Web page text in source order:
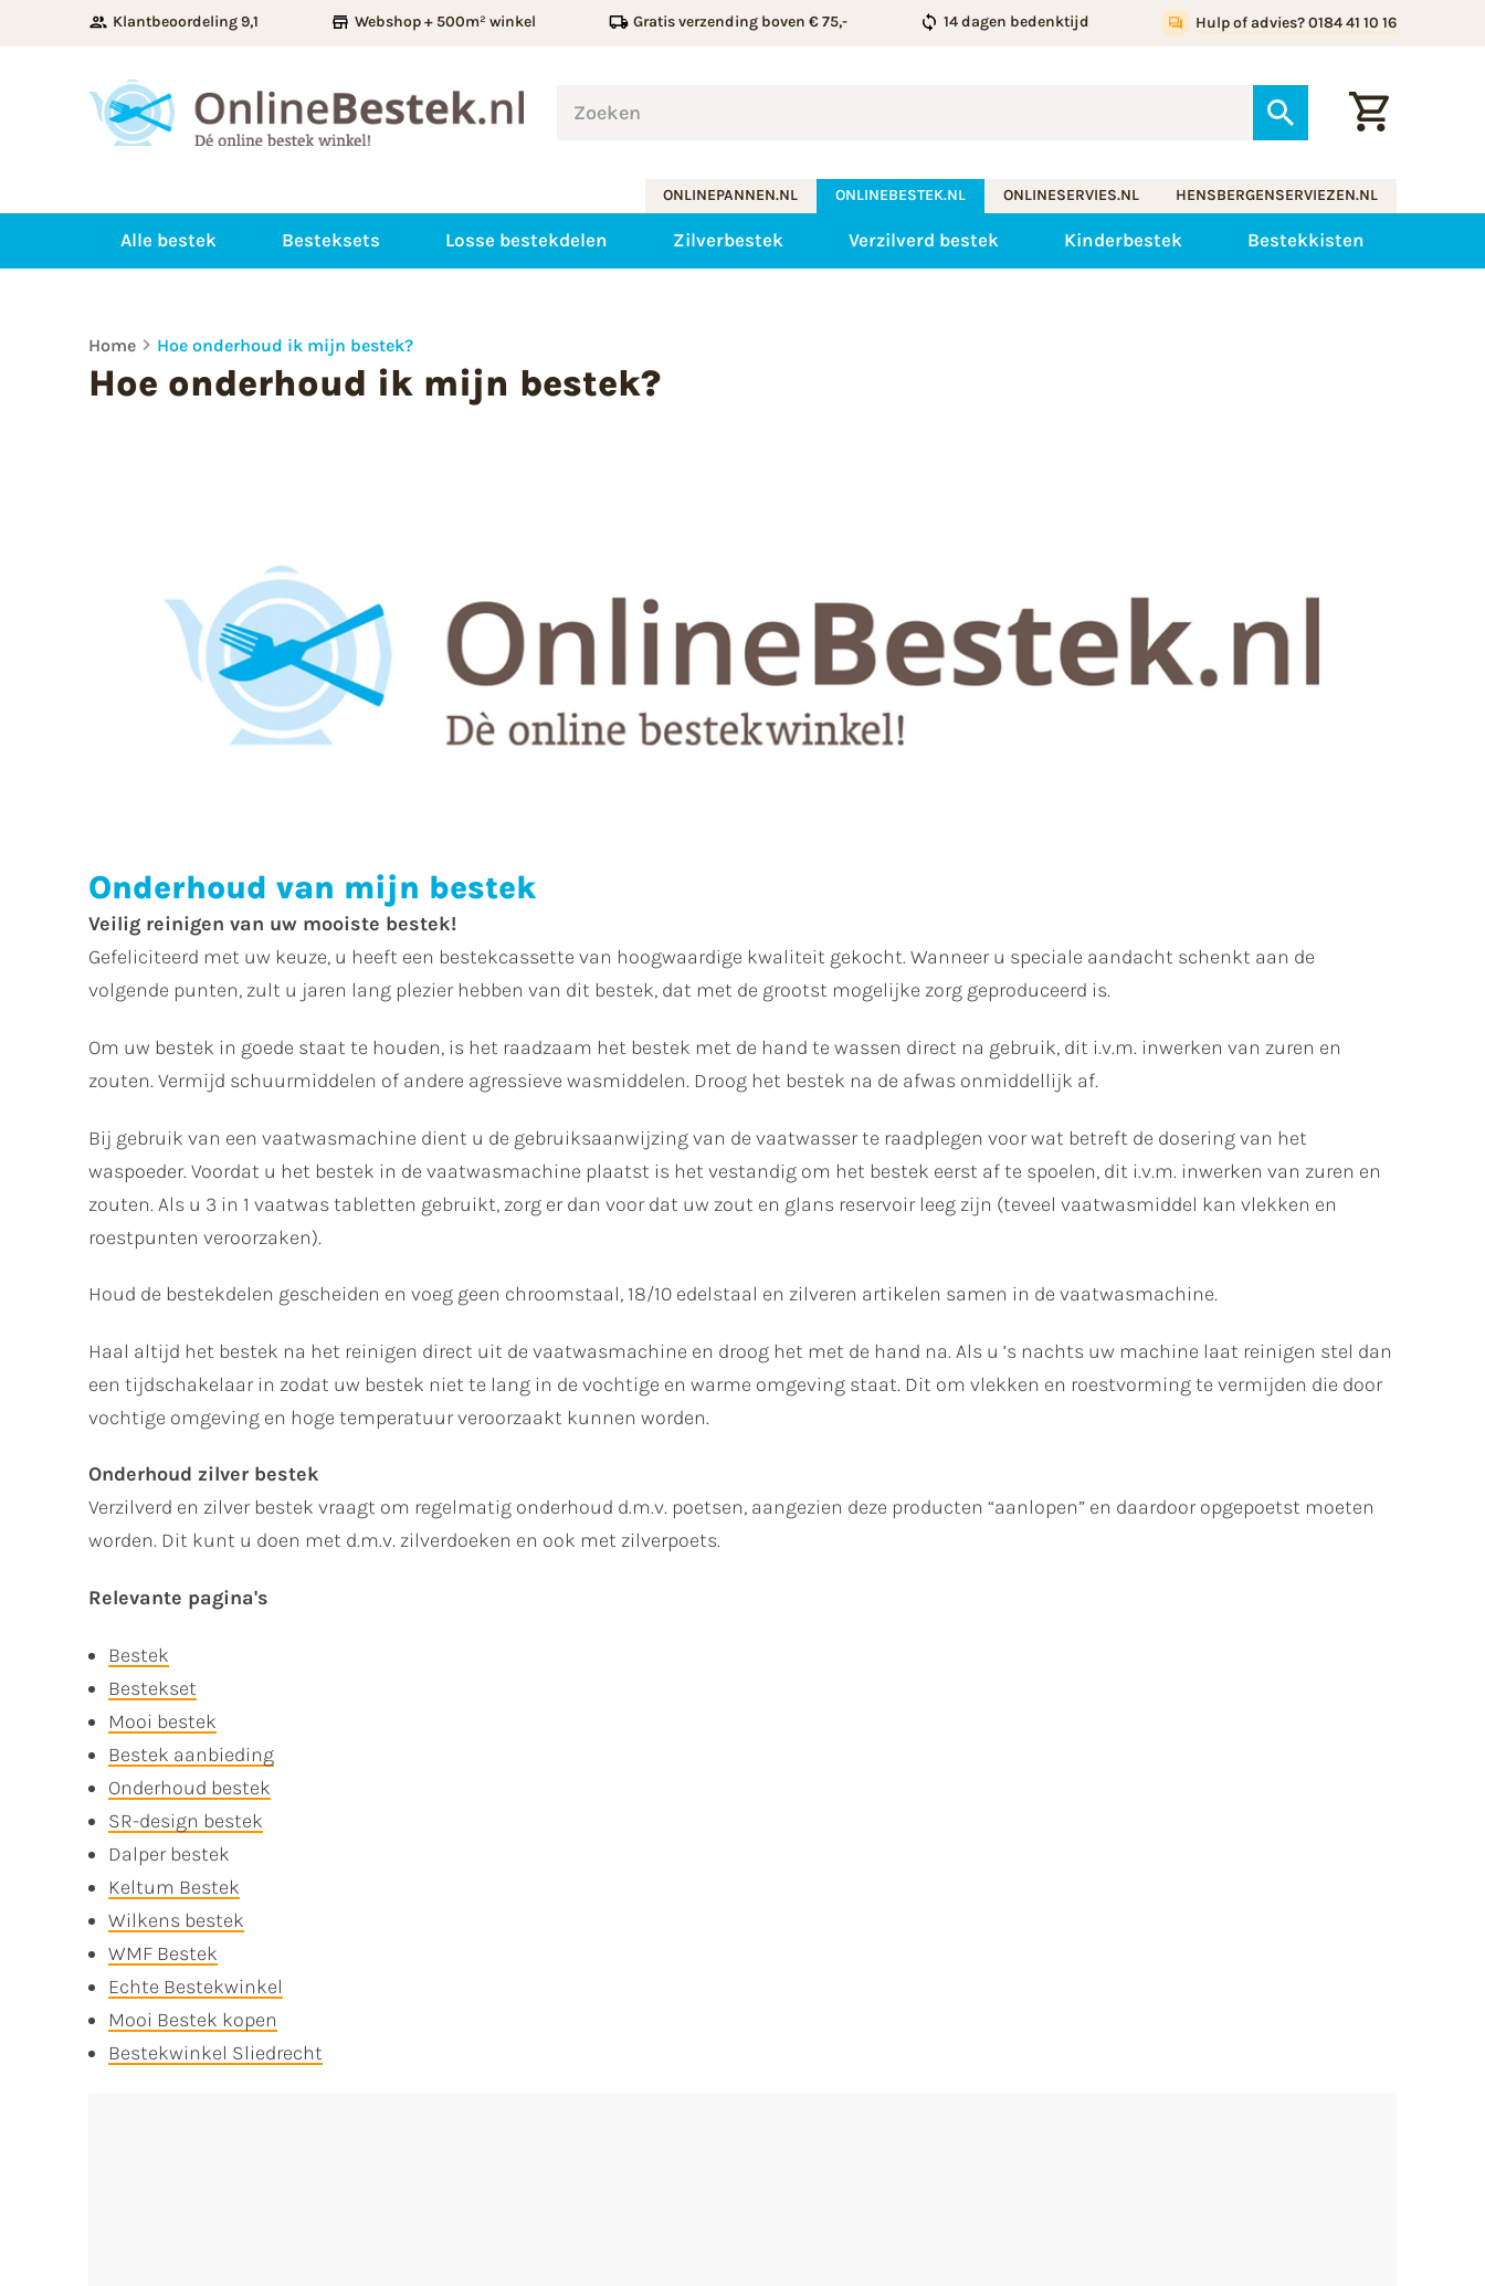
Klantbeoordeling 9,1 Webshop + 500m² winkel Gratis verzending boven € 75,- 14 dagen bedenktijd Hulp of advies? 0184 41 10 16
ONLINEPANNEN.NL ONLINEBESTEK.NL ONLINESERVIES.NL HENSBERGENSERVIEZEN.NL
Alle bestek Besteksets Losse bestekdelen Zilverbestek Verzilverd bestek Kinderbestek Bestekkisten
Home Hoe onderhoud ik mijn bestek?
Hoe onderhoud ik mijn bestek?
Onderhoud van mijn bestek
Veilig reinigen van uw mooiste bestek!
Gefeliciteerd met uw keuze, u heeft een bestekcassette van hoogwaardige kwaliteit gekocht. Wanneer u speciale aandacht schenkt aan de
volgende punten, zult u jaren lang plezier hebben van dit bestek, dat met de grootst mogelijke zorg geproduceerd is.
Om uw bestek in goede staat te houden, is het raadzaam het bestek met de hand te wassen direct na gebruik, dit i.v.m. inwerken van zuren en
zouten. Vermijd schuurmiddelen of andere agressieve wasmiddelen. Droog het bestek na de afwas onmiddellijk af.
Bij gebruik van een vaatwasmachine dient u de gebruiksaanwijzing van de vaatwasser te raadplegen voor wat betreft de dosering van het
waspoeder. Voordat u het bestek in de vaatwasmachine plaatst is het vestandig om het bestek eerst af te spoelen, dit i.v.m. inwerken van zuren en
zouten. Als u 3 in 1 vaatwas tabletten gebruikt, zorg er dan voor dat uw zout en glans reservoir leeg zijn (teveel vaatwasmiddel kan vlekken en
roestpunten veroorzaken).
Houd de bestekdelen gescheiden en voeg geen chroomstaal, 18/10 edelstaal en zilveren artikelen samen in de vaatwasmachine.
Haal altijd het bestek na het reinigen direct uit de vaatwasmachine en droog het met de hand na. Als u ’s nachts uw machine laat reinigen stel dan
een tijdschakelaar in zodat uw bestek niet te lang in de vochtige en warme omgeving staat. Dit om vlekken en roestvorming te vermijden die door
vochtige omgeving en hoge temperatuur veroorzaakt kunnen worden.
Onderhoud zilver bestek
Verzilverd en zilver bestek vraagt om regelmatig onderhoud d.m.v. poetsen, aangezien deze producten “aanlopen” en daardoor opgepoetst moeten
worden. Dit kunt u doen met d.m.v. zilverdoeken en ook met zilverpoets.
Relevante pagina's
Bestek
Bestekset
Mooi bestek
Bestek aanbieding
Onderhoud bestek
SR-design bestek
Dalper bestek
Keltum Bestek
Wilkens bestek
WMF Bestek
Echte Bestekwinkel
Mooi Bestek kopen
Bestekwinkel Sliedrecht